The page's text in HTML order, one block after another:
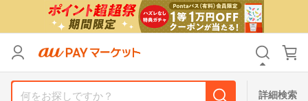
詳細検索
カテゴリ すべて
すべて
リセット
カテゴリ すべて
すべて